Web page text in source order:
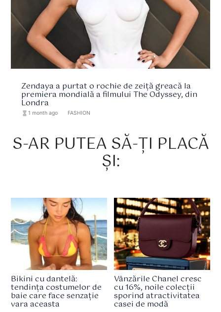
Zendaya a purtat o rochie de zeiță greacă la
premiera mondială a filmului The Odyssey, din
Londra
hourglass_full 1 month ago FASHION
S-AR PUTEA SĂ-ȚI PLACĂ
ȘI:
Bikini cu dantelă:
tendința costumelor de
baie care face senzație
vara aceasta
Vânzările Chanel cresc
cu 16%, noile colecții
sporind atractivitatea
casei de modă